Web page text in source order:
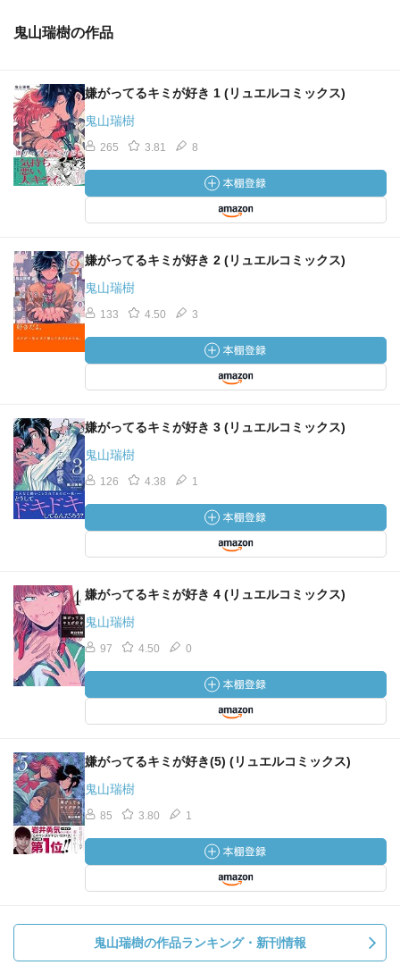
鬼山瑞樹の作品
嫌がってるキミが好き 1 (リュエルコミックス)
鬼山瑞樹
265 3.81 8
嫌がってるキミが好き 2 (リュエルコミックス)
鬼山瑞樹
133 4.50 3
嫌がってるキミが好き 3 (リュエルコミックス)
鬼山瑞樹
126 4.38 1
嫌がってるキミが好き 4 (リュエルコミックス)
鬼山瑞樹
97 4.50 0
嫌がってるキミが好き(5) (リュエルコミックス)
鬼山瑞樹
85 3.80 1
鬼山瑞樹の作品ランキング・新刊情報